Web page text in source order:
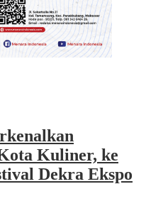
Kuliner, ke
Dekra Ekspo